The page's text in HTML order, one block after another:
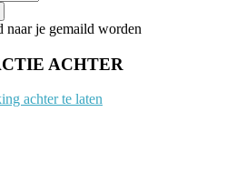
naar je gemaild worden
ACHTER
achter te laten